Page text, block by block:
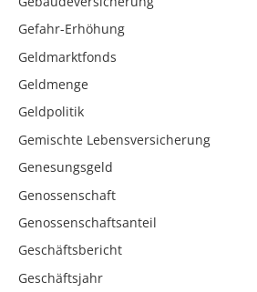
Gefahr-Erhöhung
Geldmarktfonds
Geldmenge
Geldpolitik
Gemischte Lebensversicherung
Genesungsgeld
Genossenschaft
Genossenschaftsanteil
Geschäftsbericht
Geschäftsjahr